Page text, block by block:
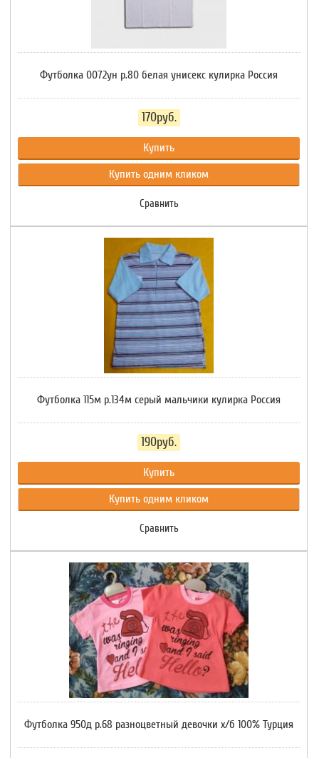
Футболка 0072ун р.80 белая унисекс кулирка Россия
170руб.
Купить
Купить одним кликом
Сравнить
Футболка 115м р.134м серый мальчики кулирка Россия
190руб.
Купить
Купить одним кликом
Сравнить
Футболка 950д р.68 разноцветный девочки х/б 100% Турция